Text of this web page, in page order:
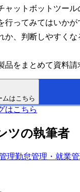
ャットボットツー
行ってみてはいかが
か、判断しやすくな
品をまとめて資料請
ムはこちら
はこちら
ツの執筆者
理勤怠管理・就業